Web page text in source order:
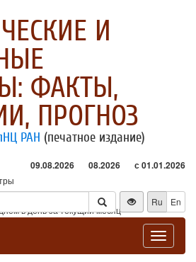
И
ФАКТЫ,
ПРОГНОЗ
РАН (печатное издание)
09.08.2026 08.2026 с 01.01.2026
в день за текущий месяц
Ru En
Toggle